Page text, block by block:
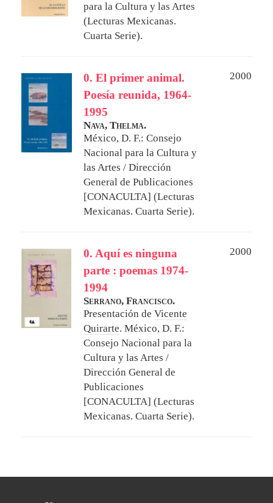
para la Cultura y las Artes
(Lecturas Mexicanas.
Cuarta Serie).
0. El primer animal.
Poesía reunida, 1964-
1995
2000
Nava, Thelma.
México, D. F.: Consejo
Nacional para la Cultura y
las Artes / Dirección
General de Publicaciones
[CONACULTA] (Lecturas
Mexicanas. Cuarta Serie).
0. Aquí es ninguna
parte : poemas 1974-
1994
2000
Serrano, Francisco.
Presentación de Vicente
Quirarte. México, D. F.:
Consejo Nacional para la
Cultura y las Artes /
Dirección General de
Publicaciones
[CONACULTA] (Lecturas
Mexicanas. Cuarta Serie).